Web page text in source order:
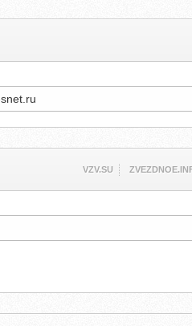
VZV.SU